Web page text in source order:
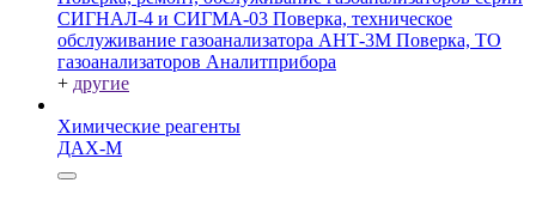
СИГНАЛ-4 и СИГМА-03 Поверка, техническое
обслуживание газоанализатора АНТ-3М Поверка, ТО
газоанализаторов Аналитприбора
+ другие
Химические реагенты
ДАХ-М